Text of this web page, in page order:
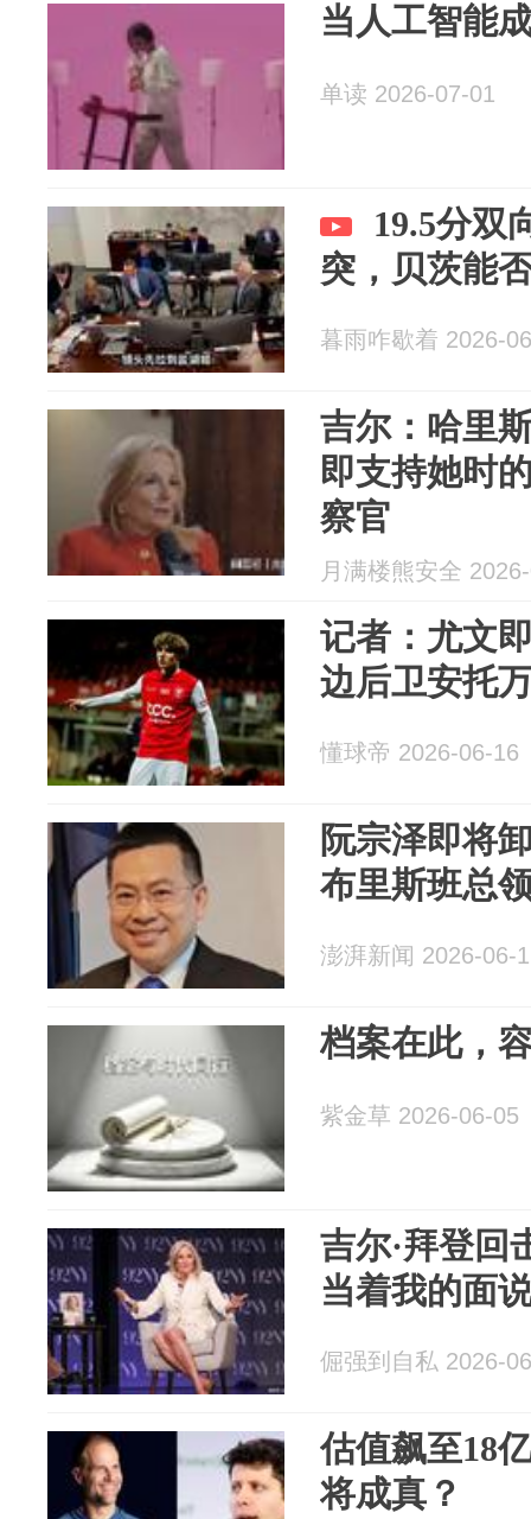
当人工智能
单读 2026-07-01
19.5分双
突，贝茨能
暮雨咋歇着 2026-
吉尔：哈里
即支持她时
察官
月满楼熊安全
记者：尤文
边后卫安托
懂球帝 2026-06-16
阮宗泽即将
布里斯班总
澎湃新闻 2026-06-
档案在此，
紫金草 2026-06-05
吉尔·拜登回
当着我的面
倔强到自私 2026-
估值飙至18
将成真？